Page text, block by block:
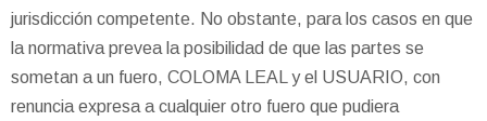
jurisdicción competente. No obstante, para los casos en que
la normativa prevea la posibilidad de que las partes se
sometan a un fuero, COLOMA LEAL y el USUARIO, con
renuncia expresa a cualquier otro fuero que pudiera